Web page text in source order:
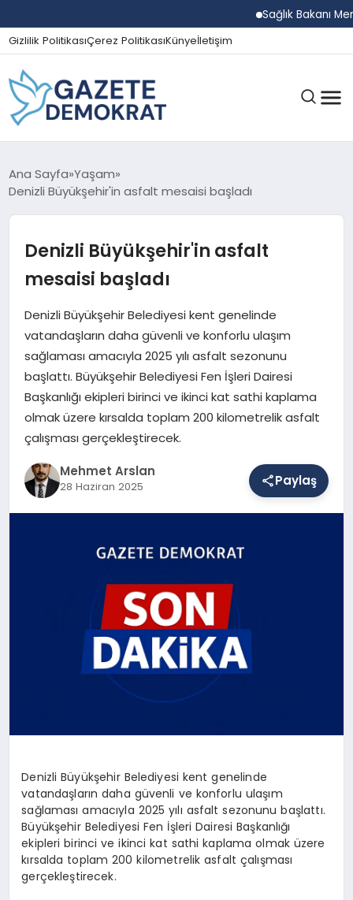
Sağlık Bakanı
Gizlilik PolitikasıÇerez PolitikasıKünyeİletişim
GÜNDEM
SPOR
SAĞLIK
EĞITIM
Ana Sayfa Yaşam
Denizli Büyükşehir'in asfalt mesaisi başladı
Denizli Büyükşehir'in asfalt
mesaisi başladı
Denizli Büyükşehir Belediyesi kent genelinde
vatandaşların daha güvenli ve konforlu ulaşım
sağlaması amacıyla 2025 yılı asfalt sezonunu
başlattı. Büyükşehir Belediyesi Fen İşleri Dairesi
Başkanlığı ekipleri birinci ve ikinci kat sathi kaplama
olmak üzere kırsalda toplam 200 kilometrelik asfalt
çalışması gerçekleştirecek.
Mehmet Arslan
28 Haziran 2025 Paylaş
Denizli Büyükşehir Belediyesi kent genelinde
vatandaşların daha güvenli ve konforlu ulaşım
sağlaması amacıyla 2025 yılı asfalt sezonunu başlattı.
Büyükşehir Belediyesi Fen İşleri Dairesi Başkanlığı
ekipleri birinci ve ikinci kat sathi kaplama olmak üzere
kırsalda toplam 200 kilometrelik asfalt çalışması
gerçekleştirecek.